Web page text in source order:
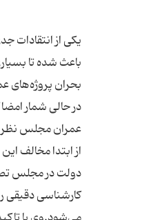
یکی از انتقادات
از ابتدا مخالف
دولت در مجلس
کارشناسی دقیقی